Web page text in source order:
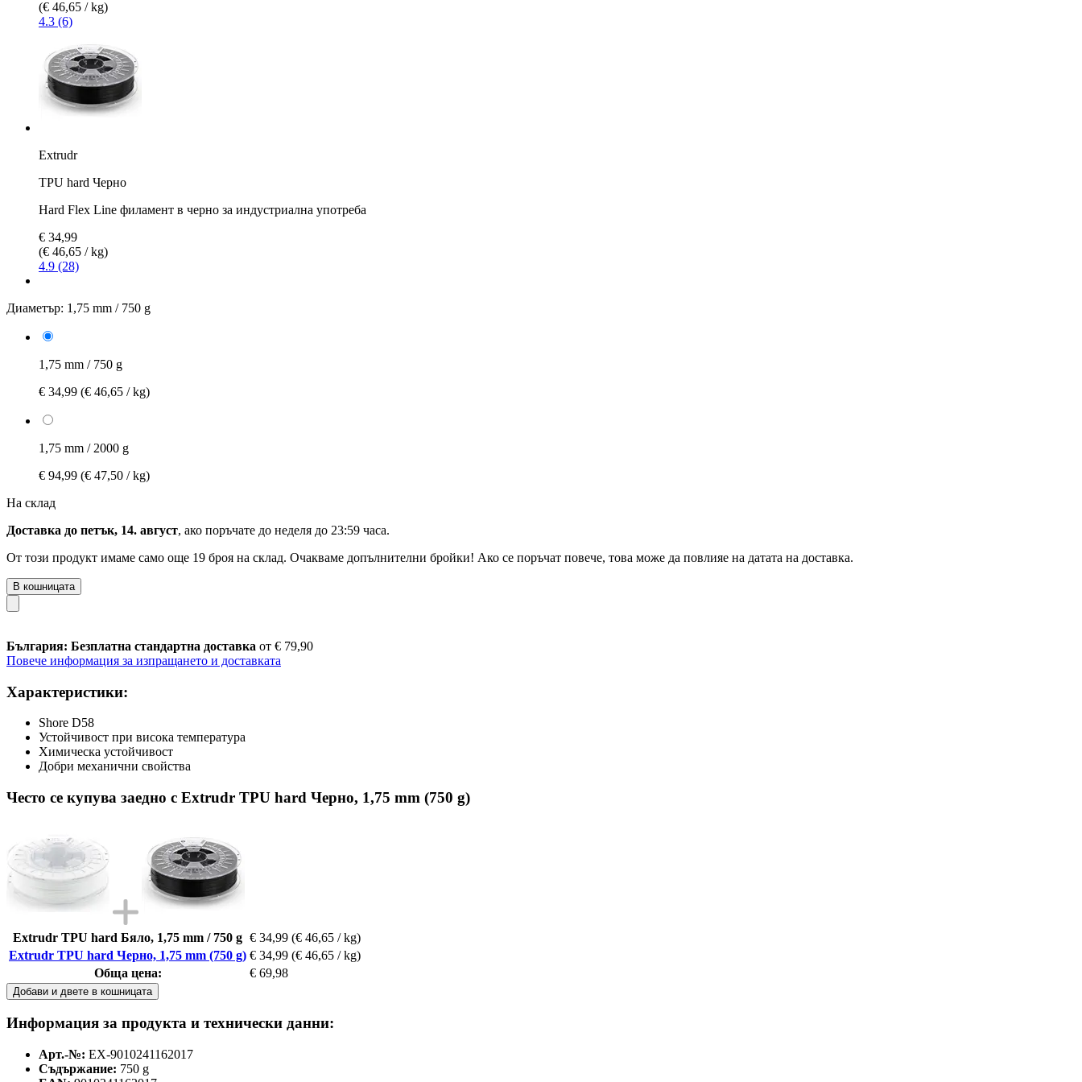
(€ 46,65 / kg)
4.3 (6)
Extrudr
TPU hard Черно
Hard Flex Line филамент в черно за индустриална употреба
€ 34,99
(€ 46,65 / kg)
4.9 (28)
Диаметър: 1,75 mm / 750 g
1,75 mm / 750 g
€ 34,99 (€ 46,65 / kg)
1,75 mm / 2000 g
€ 94,99 (€ 47,50 / kg)
На склад
Доставка до петък, 14. август, ако поръчате до неделя до 23:59 часа.
От този продукт имаме само още 19 броя на склад. Очакваме допълнителни бройки! Ако се поръчат повече, това може да повлияе на датата на доставка.
В кошницата
България: Безплатна стандартна доставка от € 79,90
Повече информация за изпращането и доставката
Характеристики:
Shore D58
Устойчивост при висока температура
Химическа устойчивост
Добри механични свойства
Често се купува заедно с Extrudr TPU hard Черно, 1,75 mm (750 g)
Extrudr TPU hard Бяло, 1,75 mm / 750 g € 34,99 (€ 46,65 / kg)
Extrudr TPU hard Черно, 1,75 mm (750 g) € 34,99 (€ 46,65 / kg)
Обща цена:
€ 69,98
Добави и двете в кошницата
Информация за продукта и технически данни:
Арт.-№: EX-9010241162017
Съдържание: 750 g